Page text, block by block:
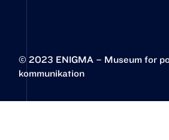
© 2023 ENIGMA – Museum for
kommunikation‍